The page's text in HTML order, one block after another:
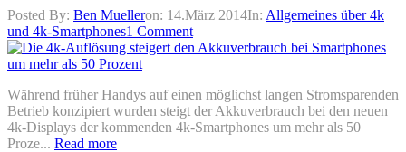
Posted By: Ben Muelleron: 14.März 2014In: Allgemeines über 4k
und 4k-Smartphones1 Comment
Während früher Handys auf einen möglichst langen Stromsparenden
Betrieb konzipiert wurden steigt der Akkuverbrauch bei den neuen
4k-Displays der kommenden 4k-Smartphones um mehr als 50
Proze... Read more